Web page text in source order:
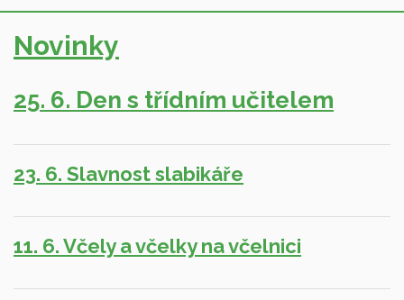
Novinky
25. 6. Den s třídním učitelem
23. 6. Slavnost slabikáře
11. 6. Včely a včelky na včelnici